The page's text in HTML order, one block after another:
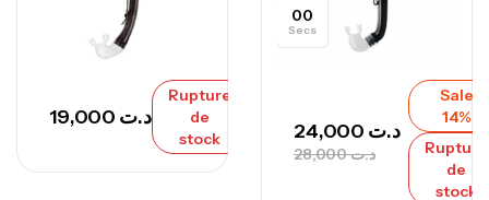
د.ت
Rupture
de
stock
00
Secs
د.ت28,000
د.ت
Sale
14%
Rupture
de
stock